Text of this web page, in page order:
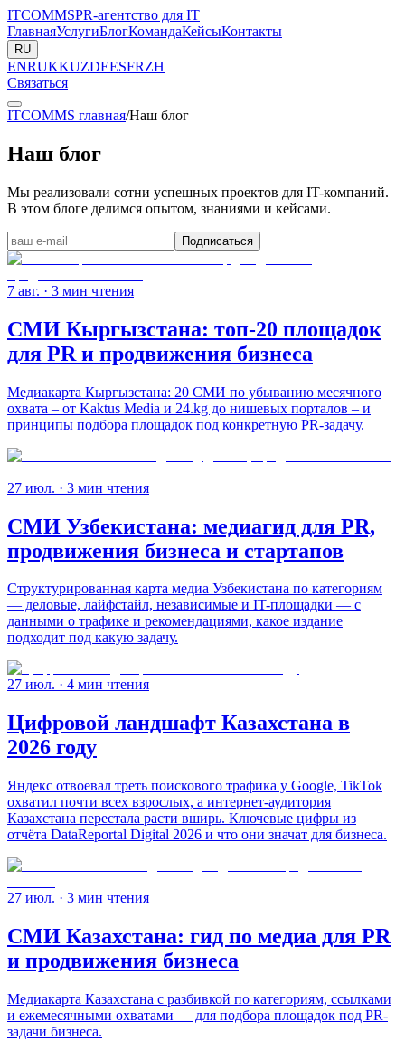
ITCOMMSPR-агентство для IT
ГлавнаяУслугиБлогКомандаКейсыКонтакты
RU
ENRUKKUZDEESFRZH
Связаться
ITCOMMS главная/Наш блог
Наш блог
Мы реализовали сотни успешных проектов для IT-компаний.
В этом блоге делимся опытом, знаниями и кейсами.
Подписаться
7 авг. · 3 мин чтения
СМИ Кыргызстана: топ-20 площадок
для PR и продвижения бизнеса
Медиакарта Кыргызстана: 20 СМИ по убыванию месячного
охвата – от Kaktus Media и 24.kg до нишевых порталов – и
принципы подбора площадок под конкретную PR-задачу.
27 июл. · 3 мин чтения
СМИ Узбекистана: медиагид для PR,
продвижения бизнеса и стартапов
Структурированная карта медиа Узбекистана по категориям
— деловые, лайфстайл, независимые и IT-площадки — с
данными о трафике и рекомендациями, какое издание
подходит под какую задачу.
27 июл. · 4 мин чтения
Цифровой ландшафт Казахстана в
2026 году
Яндекс отвоевал треть поискового трафика у Google, TikTok
охватил почти всех взрослых, а интернет-аудитория
Казахстана перестала расти вширь. Ключевые цифры из
отчёта DataReportal Digital 2026 и что они значат для бизнеса.
27 июл. · 3 мин чтения
СМИ Казахстана: гид по медиа для PR
и продвижения бизнеса
Медиакарта Казахстана с разбивкой по категориям, ссылками
и ежемесячными охватами — для подбора площадок под PR-
задачи бизнеса.